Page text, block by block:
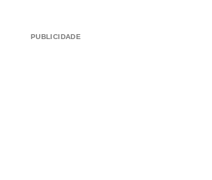
PUBLICIDADE